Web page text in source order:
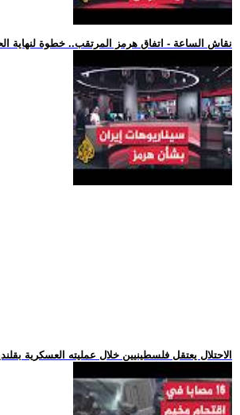
.. نقاش الساعة - اتفاق هرمز المرتقب.. خطوة لنهاية
.. الاحتلال يعتقل فلسطينيين خلال عمليته العسكرية